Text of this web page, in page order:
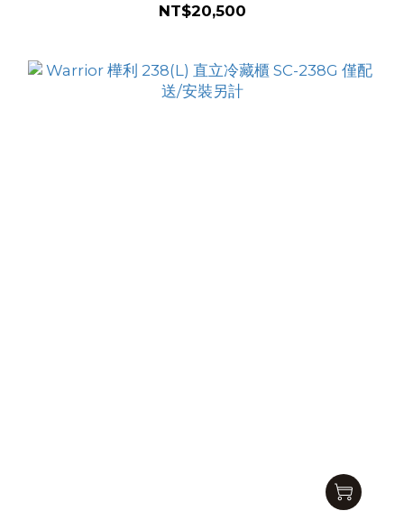
NT$20,500